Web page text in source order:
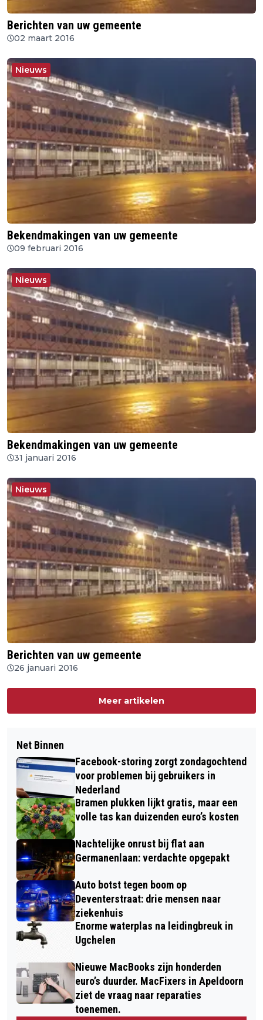
Berichten van uw gemeente
02 maart 2016
Nieuws
Bekendmakingen van uw gemeente
09 februari 2016
Nieuws
Bekendmakingen van uw gemeente
31 januari 2016
Nieuws
Berichten van uw gemeente
26 januari 2016
Meer artikelen
Net Binnen
Facebook-storing zorgt zondagochtend
voor problemen bij gebruikers in
Nederland
Bramen plukken lijkt gratis, maar een
volle tas kan duizenden euro’s kosten
Nachtelijke onrust bij flat aan
Germanenlaan: verdachte opgepakt
Auto botst tegen boom op
Deventerstraat: drie mensen naar
ziekenhuis
Enorme waterplas na leidingbreuk in
Ugchelen
Nieuwe MacBooks zijn honderden
euro’s duurder. MacFixers in Apeldoorn
ziet de vraag naar reparaties
toenemen.